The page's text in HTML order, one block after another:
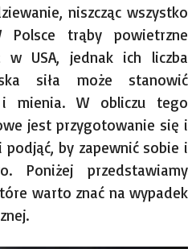
niszcząc wszystko
trąby powietrzne
w USA, jednak ich liczba
siła może stanowić
mienia. W obliczu tego
jest przygotowanie się i
by zapewnić sobie i
Poniżej przedstawiamy
warto znać na wypadek